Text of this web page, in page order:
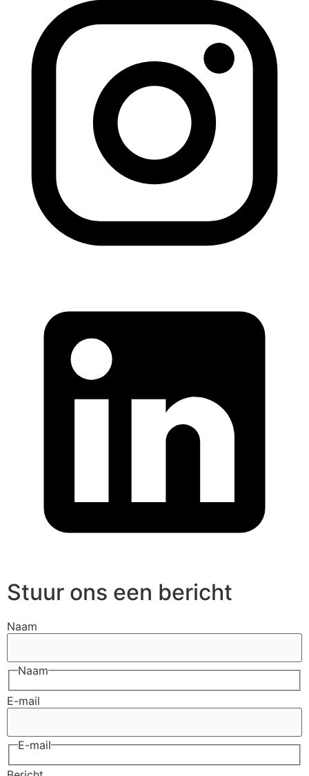
Stuur ons een bericht
Naam
Naam
E-mail
E-mail